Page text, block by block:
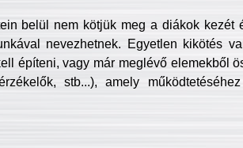
belül nem kötjük meg a diákok kezét
nevezhetnek. Egyetlen kikötés
építeni, vagy már meglévő elemekből
stb...), amely